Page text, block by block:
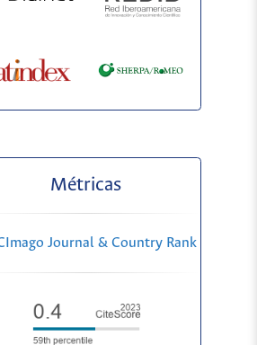
Métricas